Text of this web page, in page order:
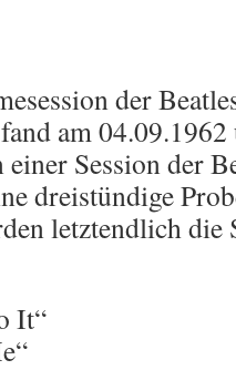
der
am
Session der
dreistündige
letztendlich die
It“